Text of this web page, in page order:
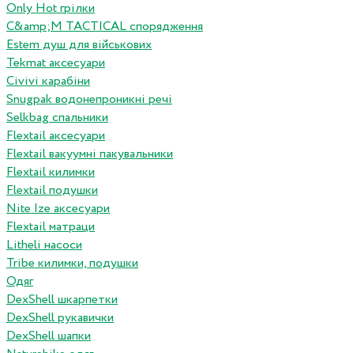
Only Hot грілки
C&amp;M TACTICAL спорядження
Estem душ для військових
Tekmat аксесуари
Сivivi карабіни
Snugpak водонепроникні речі
Selkbag спальники
Flextail аксесуари
Flextail вакуумні пакувальники
Flextail килимки
Flextail подушки
Nite Ize аксесуари
Flextail матраци
Litheli насоси
Tribe килимки, подушки
Одяг
DexShell шкарпетки
DexShell рукавички
DexShell шапки